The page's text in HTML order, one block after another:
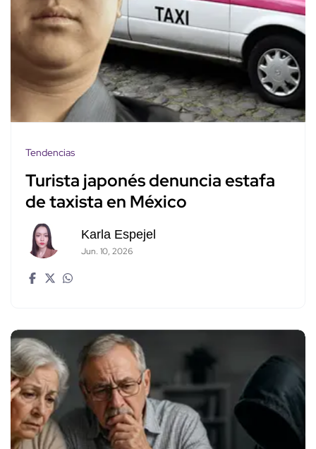
Tendencias
Turista japonés denuncia estafa
de taxista en México
Karla Espejel
Jun. 10, 2026